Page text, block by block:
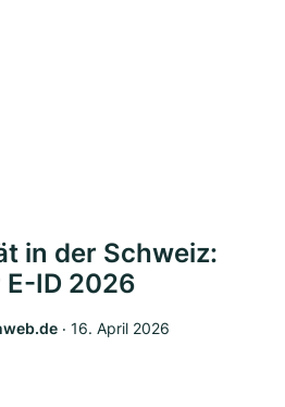
in der Schweiz:
ID 2026
‧ 16. April 2026